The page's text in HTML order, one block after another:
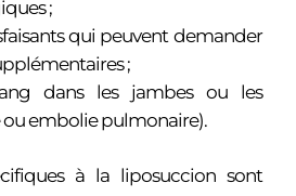
;
qui peuvent demander
;
dans les jambes ou les
embolie pulmonaire).
à la liposuccion sont